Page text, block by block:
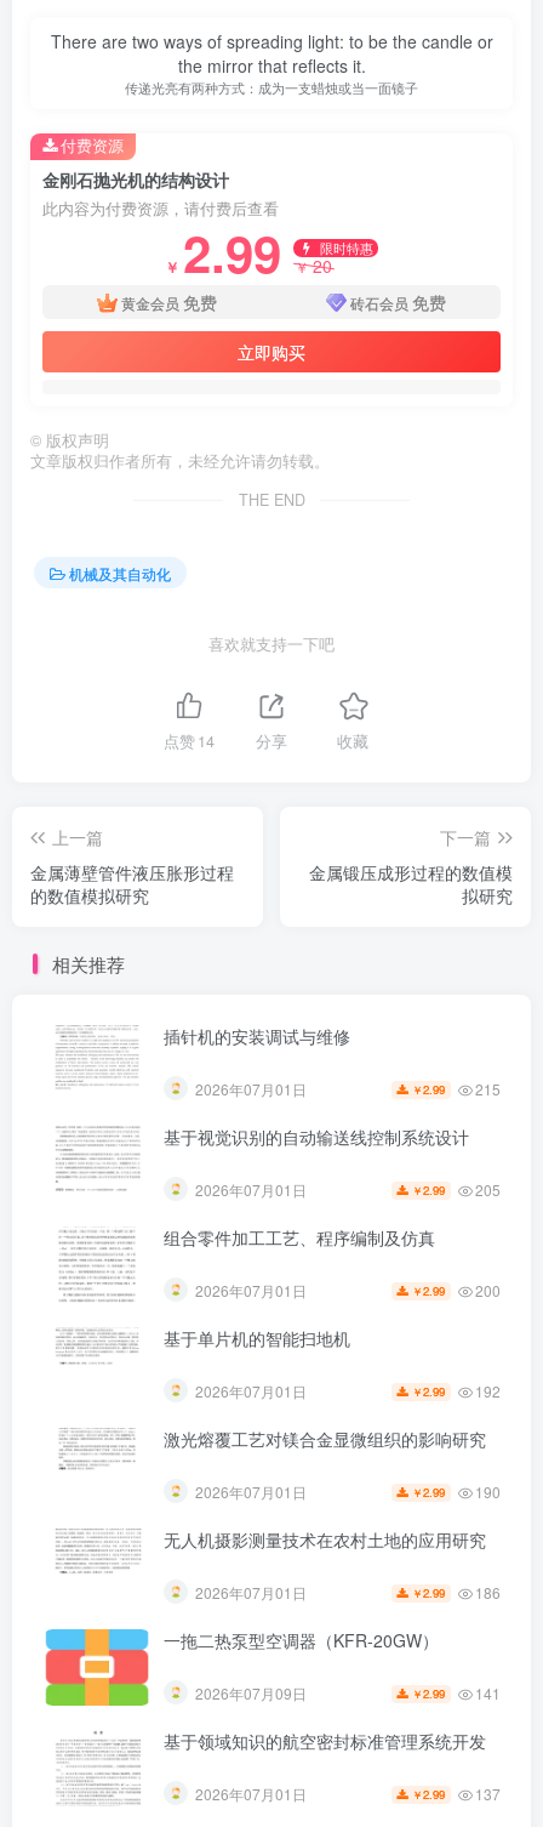
第3页 / 共119页
There are two ways of spreading light: to be the candle or
the mirror that reflects it.
传递光亮有两种方式：成为一支蜡烛或当一面镜子
金刚石抛光机的结构设计
此内容为付费资源，请付费后查看
￥ 2.99 限时特惠
￥20
黄金会员 免费 砖石会员 免费
立即购买
付费资源
© 版权声明
文章版权归作者所有，未经允许请勿转载。
THE END
机械及其自动化
喜欢就支持一下吧
点赞14 分享 收藏
上一篇
金属薄壁管件液压胀形过程
的数值模拟研究
下一篇
金属锻压成形过程的数值模
拟研究
相关推荐
插针机的安装调试与维修
2026年07月01日 ￥2.99 215
基于视觉识别的自动输送线控制系统设计
2026年07月01日 ￥2.99 205
组合零件加工工艺、程序编制及仿真
2026年07月01日 ￥2.99 200
基于单片机的智能扫地机
2026年07月01日 ￥2.99 192
激光熔覆工艺对镁合金显微组织的影响研究
2026年07月01日 ￥2.99 190
无人机摄影测量技术在农村土地的应用研究
2026年07月01日 ￥2.99 186
一拖二热泵型空调器（KFR-20GW）
2026年07月09日 ￥2.99 141
基于领域知识的航空密封标准管理系统开发
2026年07月01日 ￥2.99 137